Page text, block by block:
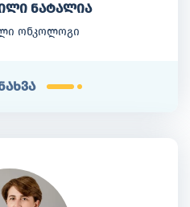
ნატალია
ონკოლოგი